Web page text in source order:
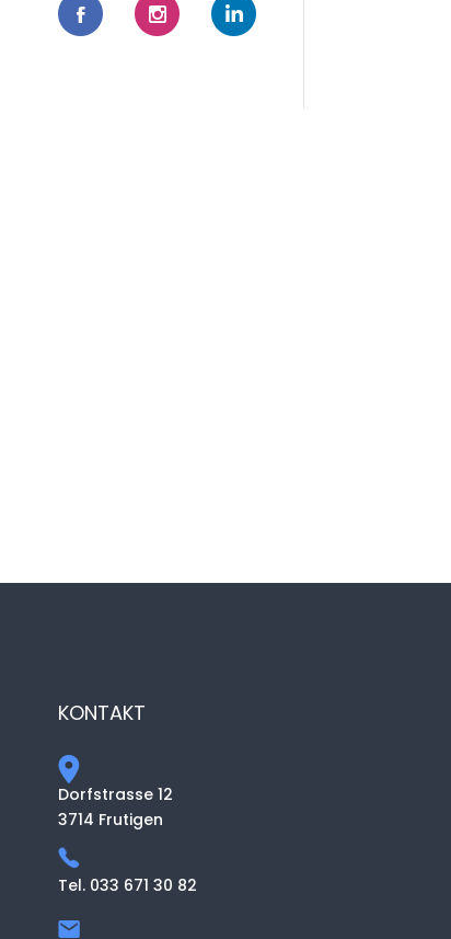
KONTAKT
Dorfstrasse 12
3714 Frutigen
Tel. 033 671 30 82